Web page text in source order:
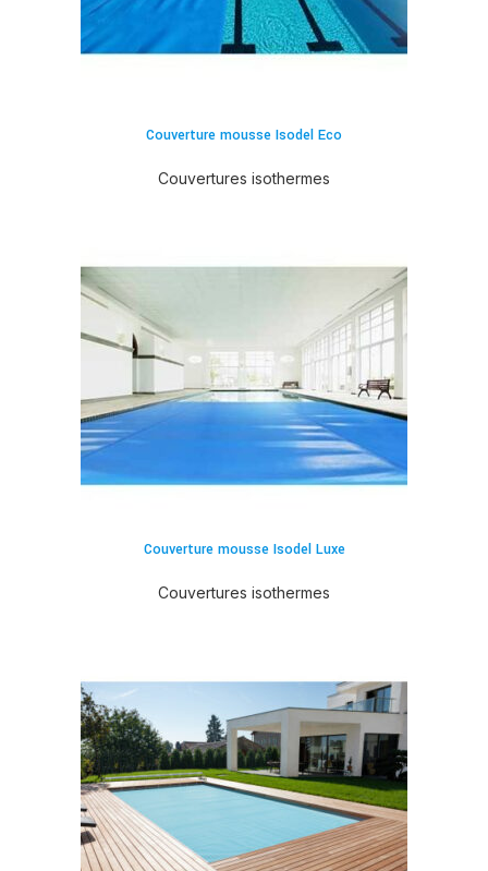
Couverture mousse Isodel Eco
Couvertures isothermes
Couverture mousse Isodel Luxe
Couvertures isothermes